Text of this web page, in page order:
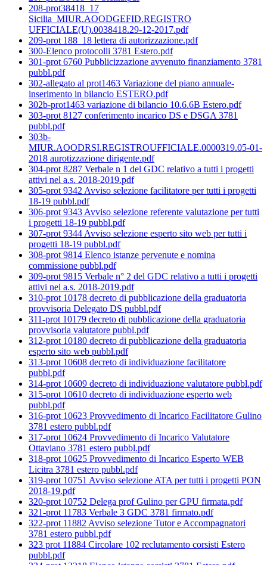
208-prot38418_17
Sicilia_MIUR.AOODGEFID.REGISTRO
UFFICIALE(U).0038418.29-12-2017.pdf
209-prot 188_18 lettera di autorizzazione.pdf
300-Elenco protocolli 3781 Estero.pdf
301-prot 6760 Pubblicizzazione avvenuto finanziamento 3781
pubbl.pdf
302-allegato al prot1463 Variazione del piano annuale-
inserimento in bilancio ESTERO.pdf
302b-prot1463 variazione di bilancio 10.6.6B Estero.pdf
303-prot 8127 conferimento incarico DS e DSGA 3781
pubbl.pdf
303b-
MIUR.AOODRSI.REGISTROUFFICIALE.0000319.05-01-
2018 aurotizzazione dirigente.pdf
304-prot 8287 Verbale n 1 del GDC relativo a tutti i progetti
attivi nel a.s. 2018-2019.pdf
305-prot 9342 Avviso selezione facilitatore per tutti i progetti
18-19 pubbl.pdf
306-prot 9343 Avviso selezione referente valutazione per tutti
i progetti 18-19 pubbl.pdf
307-prot 9344 Avviso selezione esperto sito web per tutti i
progetti 18-19 pubbl.pdf
308-prot 9814 Elenco istanze pervenute e nomina
commissione pubbl.pdf
309-prot 9815 Verbale n° 2 del GDC relativo a tutti i progetti
attivi nel a.s. 2018-2019.pdf
310-prot 10178 decreto di pubblicazione della graduatoria
provvisoria Delegato DS pubbl.pdf
311-prot 10179 decreto di pubblicazione della graduatoria
provvisoria valutatore pubbl.pdf
312-prot 10180 decreto di pubblicazione della graduatoria
esperto sito web pubbl.pdf
313-prot 10608 decreto di individuazione facilitatore
pubbl.pdf
314-prot 10609 decreto di individuazione valutatore pubbl.pdf
315-prot 10610 decreto di individuazione esperto web
pubbl.pdf
316-prot 10623 Provvedimento di Incarico Facilitatore Gulino
3781 estero pubbl.pdf
317-prot 10624 Provvedimento di Incarico Valutatore
Ottaviano 3781 estero pubbl.pdf
318-prot 10625 Provvedimento di Incarico Esperto WEB
Licitra 3781 estero pubbl.pdf
319-prot 10751 Avviso selezione ATA per tutti i progetti PON
2018-19.pdf
320-prot 10752 Delega prof Gulino per GPU firmata.pdf
321-prot 11783 Verbale 3 GDC 3781 firmato.pdf
322-prot 11882 Avviso selezione Tutor e Accompagnatori
3781 estero pubbl.pdf
323 prot 11884 Circolare 102 reclutamento corsisti Estero
pubbl.pdf